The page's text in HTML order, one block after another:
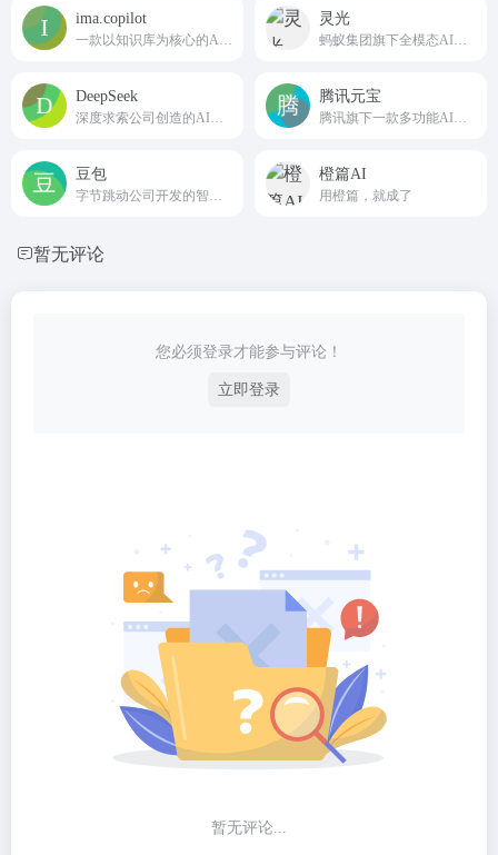
ima.copilot 灵光
DeepSeek 腾讯元宝
豆包 橙篇AI
用橙篇，就成了
暂无评论
您必须登录才能参与评论！
立即登录
暂无评论...